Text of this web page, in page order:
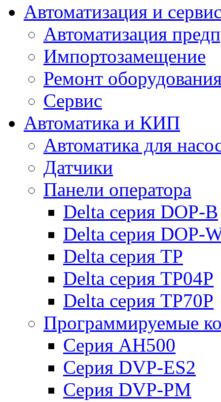
Автоматизация и
Автоматизация
Импортозамещение
Ремонт
Сервис
Автоматика и КИП
Автоматика для
Датчики
Панели оператора
Delta серия DOP-B
Delta серия DOP-
Delta серия TP
Delta серия TP04P
Delta серия TP70P
Программируемые
Серия AH500
Серия DVP-ES2
Серия DVP-PM